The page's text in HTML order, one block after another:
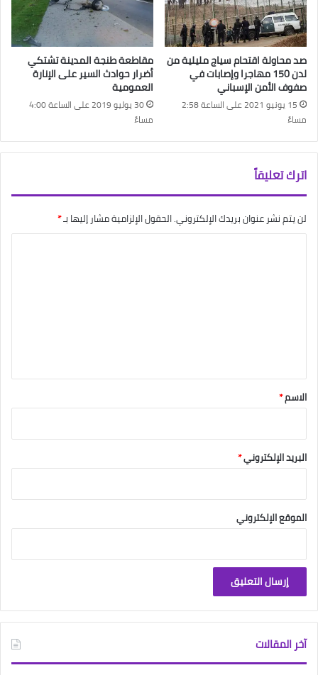
صد محاولة اقتحام سياج مليلية من
لدن 150 مهاجرا وإصابات في
صفوف الأمن الإسباني
15 يونيو 2021 على الساعة 2:58
مساءً
مقاطعة طنجة المدينة تشتكي
أضرار حوادث السير على الإنارة
العمومية
30 يوليو 2019 على الساعة 4:00
مساءً
اترك تعليقاً
لن يتم نشر عنوان بريدك الإلكتروني.الحقول الإلزامية مشار إليها بـ*
*
الاسم*
البريد الإلكتروني*
الموقع الإلكتروني
آخر المقالات